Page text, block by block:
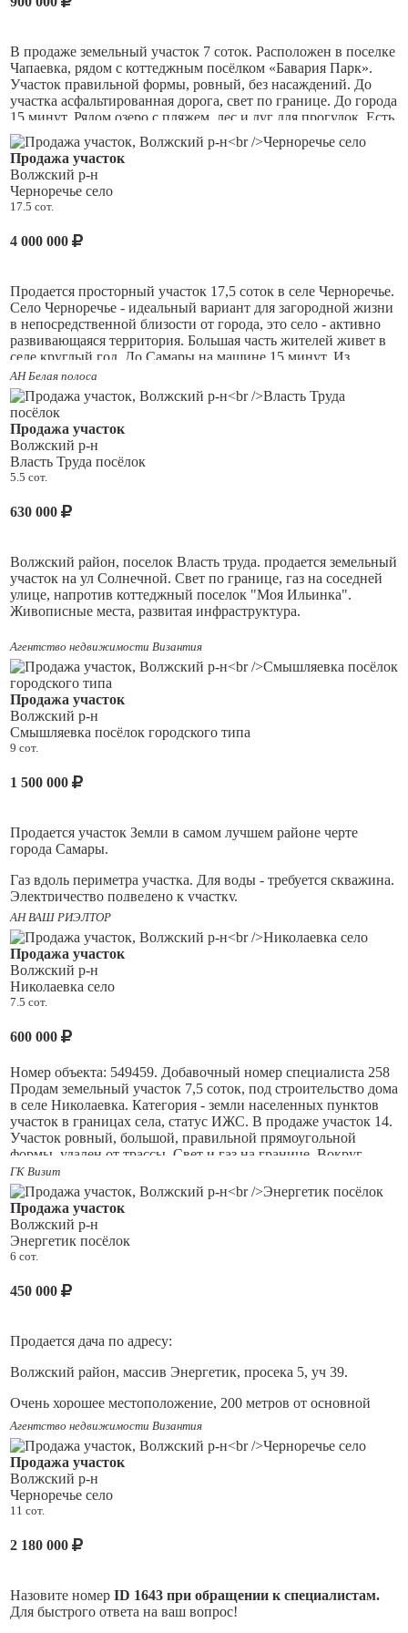
Ответственность агентства при осуществлении
АльфаСтрахование.
В продаже земельный участок 7 соток. Расположен в поселке
Чапаевка, рядом с коттеджным посёлком «Бавария Парк».
Участок правильной формы, ровный, без насаждений. До
участка асфальтированная дорога, свет по границе. До города
15 минут. Рядом озеро с пляжем, лес и луг для прогулок. Есть
возможность приобрести соседний участок такого же
размера. Кадастровый номер 63:17:0801003:1430
Продажа участок
Волжский р-н
Черноречье село
17.5 сот.
4 000 000
Продается просторный участок 17,5 соток в селе Черноречье.
Село Черноречье - идеальный вариант для загородной жизни
в непосредственной близости от города, это село - активно
развивающаяся территория. Большая часть жителей живет в
селе круглый год. До Самары на машине 15 минут. Из
поселка каждые 2 часа курсирует маршрут 103к.
Вид разрешенного использования ЛПХ (личное подсобное
хозяйство)разрешено строительство жилого дома и
регистрации в нем,а также можно совмещать жилую
застройку с сельскохозяйственной деятельностью, что делает
участок более универсальным.
В самом посёлке есть детский сад, школа, аптека, Пятерочка,
Красное-Белое, пекарни, аптека, ПВЗ WВ,
Кадастровый номер: 63:17:0802001:1107
АН Белая полоса
Продажа участок
Волжский р-н
Власть Труда посёлок
5.5 сот.
630 000
Волжский район, поселок Власть труда. продается земельный
участок на ул Солнечной. Свет по границе, газ на соседней
улице, напротив коттеджный поселок "Моя Ильинка".
Живописные места, развитая инфраструктура.
Возможен обмен на вашу недвижимость!!!
Агентство недвижимости Византия
Продажа участок
Волжский р-н
Смышляевка посёлок городского типа
9 сот.
1 500 000
Продается участок Земли в самом лучшем районе черте
города Самары.
Газ вдоль периметра участка. Для воды - требуется скважина.
Электричество подведено к участку.
Чистый воздух. Красивая природа. Плодородная земля.
Развитая инфраструктура в шаговой доступности: любой вид
транспорта, школы, дет сад, супермаркеты, парки,
поликлиника.
Самарская область, Волжский район, городское поселение
Смышляевка, СТ "Завода КРС", 11 линия, участок 4
АН ВАШ РИЭЛТОР
Продажа участок
Волжский р-н
Николаевка село
7.5 сот.
600 000
Номер объекта: 549459. Добавочный номер специалиста 258
Продам земельный участок 7,5 соток, под строительство дома
в селе Николаевка. Категория - земли населенных пунктов
участок в границах села, статус ИЖС. В продаже участок 14.
Участок ровный, большой, правильной прямоугольной
формы, удален от трассы. Свет и газ на границе. Вокруг
обжитой, активно застраивающийся поселок. Один взрослый
собственник, документы готовы. Расстояние до Самары 8 км,
до а/с Авроры 16 км. Ответственность агентства при
осуществлении профессиональной деятельности риэлтора
застрахована ОА АльфаСтрахование.
ГК Визит
Продажа участок
Волжский р-н
Энергетик посёлок
6 сот.
450 000
Продается дача по адресу:
Волжский район, массив Энергетик, просека 5, уч 39.
Очень хорошее местоположение, 200 метров от основной
дороги, трасса на Кинель.
Рядом расположена автобусная остановка.
На участке 6 соток расположен кирпичный дом на
фундаменте.
Дом требует ремонта.
На участке имеются все плодово-ягодные насаждения.
Агентство недвижимости Византия
Продажа участок
Волжский р-н
Черноречье село
11 сот.
2 180 000
Назовите номер ID 1643 при обращении к специалистам.
Для быстрого ответа на ваш вопрос!